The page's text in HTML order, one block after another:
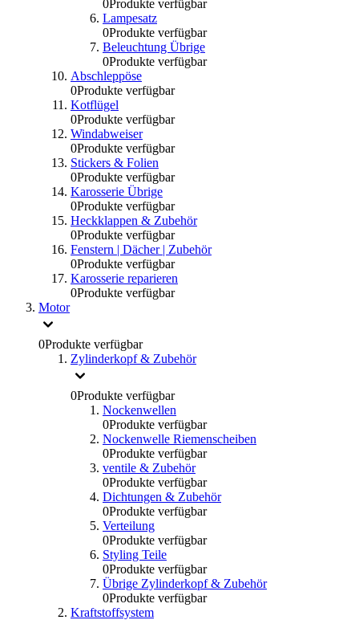
0Produkte verfügbar
Lampesatz
0Produkte verfügbar
Beleuchtung Übrige
0Produkte verfügbar
Abschleppöse
0Produkte verfügbar
Kotflügel
0Produkte verfügbar
Windabweiser
0Produkte verfügbar
Stickers & Folien
0Produkte verfügbar
Karosserie Übrige
0Produkte verfügbar
Heckklappen & Zubehör
0Produkte verfügbar
Fenstern | Dächer | Zubehör
0Produkte verfügbar
Karosserie reparieren
0Produkte verfügbar
Motor
0Produkte verfügbar
Zylinderkopf & Zubehör
0Produkte verfügbar
Nockenwellen
0Produkte verfügbar
Nockenwelle Riemenscheiben
0Produkte verfügbar
ventile & Zubehör
0Produkte verfügbar
Dichtungen & Zubehör
0Produkte verfügbar
Verteilung
0Produkte verfügbar
Styling Teile
0Produkte verfügbar
Übrige Zylinderkopf & Zubehör
0Produkte verfügbar
Kraftstoffsystem